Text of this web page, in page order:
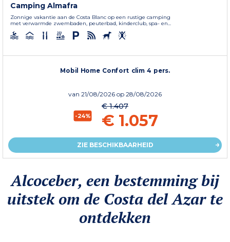
Camping Almafra
Zonnige vakantie aan de Costa Blanc op een rustige camping
met verwarmde zwembaden, peuterbad, kinderclub, spa- en...
Mobil Home Confort clim 4 pers.
van 21/08/2026 op 28/08/2026
-24%
€ 1.407
€ 1.057
ZIE BESCHIKBAARHEID
Alcoceber, een bestemming bij
uitstek om de Costa del Azar te
ontdekken